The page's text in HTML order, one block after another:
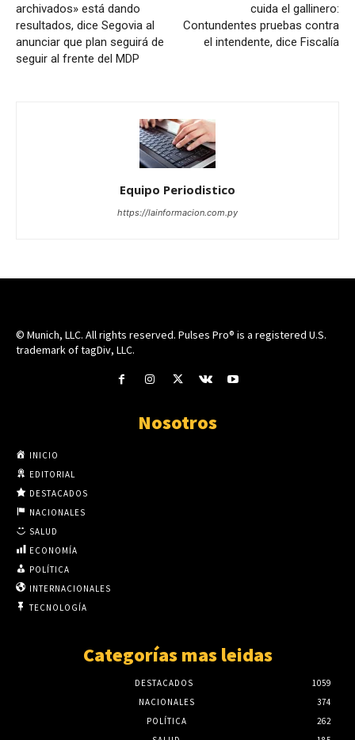
archivados» está dando
resultados, dice Segovia al
anunciar que plan seguirá de
seguir al frente del MDP
cuida el gallinero:
Contundentes pruebas contra
el intendente, dice Fiscalía
Equipo Periodistico
https://lainformacion.com.py
© Munich, LLC. All rights reserved. Pulses Pro® is a registered U.S.
trademark of tagDiv, LLC.
Nosotros
INICIO
EDITORIAL
DESTACADOS
NACIONALES
SALUD
ECONOMÍA
POLÍTICA
INTERNACIONALES
TECNOLOGÍA
Categorías mas leidas
DESTACADOS
1059
NACIONALES
374
POLÍTICA
262